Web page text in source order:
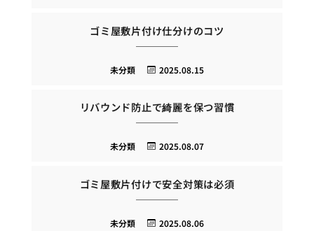
ゴミ屋敷片付け仕分けのコツ
2025.08.15
未分類
リバウンド防止で綺麗を保つ習慣
2025.08.07
未分類
ゴミ屋敷片付けで安全対策は必須
2025.08.06
未分類